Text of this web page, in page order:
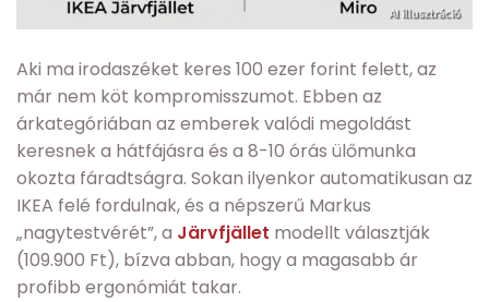
Aki ma irodaszéket keres 100 ezer forint felett, az
már nem köt kompromisszumot. Ebben az
árkategóriában az emberek valódi megoldást
keresnek a hátfájásra és a 8-10 órás ülőmunka
okozta fáradtságra. Sokan ilyenkor automatikusan az
IKEA felé fordulnak, és a népszerű Markus
„nagytestvérét”, a Järvfjället modellt választják
(109.900 Ft), bízva abban, hogy a magasabb ár
profibb ergonómiát takar.